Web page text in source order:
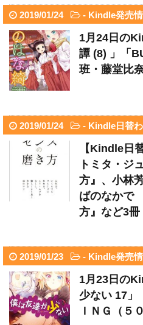
2019/01/24 - Kindle発売
1月24日の
譚 (8) 」「
班・藤堂比
2019/01/24 - Kindle日替
【Kindle日
トミタ・ジ
方』、小林
ばのなかで
方』など3冊
2019/01/23 - Kindle発売
1月23日の
少ない 17
ＩＮＧ（５